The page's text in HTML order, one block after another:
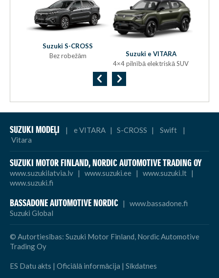
Suzuki S-CROSS
Bez robežām
Suzuki e VITARA
4×4 pilnībā elektriskā SUV
SUZUKI MODEĻI | e VITARA | S-CROSS | Swift |
Vitara
SUZUKI MOTOR FINLAND,NORDIC AUTOMOTIVE TRADING OY
www.suzukilatvia.lv | www.suzuki.ee | www.suzuki.lt |
www.suzuki.fi
BASSADONE AUTOMOTIVE NORDIC | www.bassadone.fi
Suzuki Global
© Autortiesības: Suzuki Motor Finland, Nordic Automotive
Trading Oy
ES Datu akts | Oficiālā informācija | Sīkdatnes